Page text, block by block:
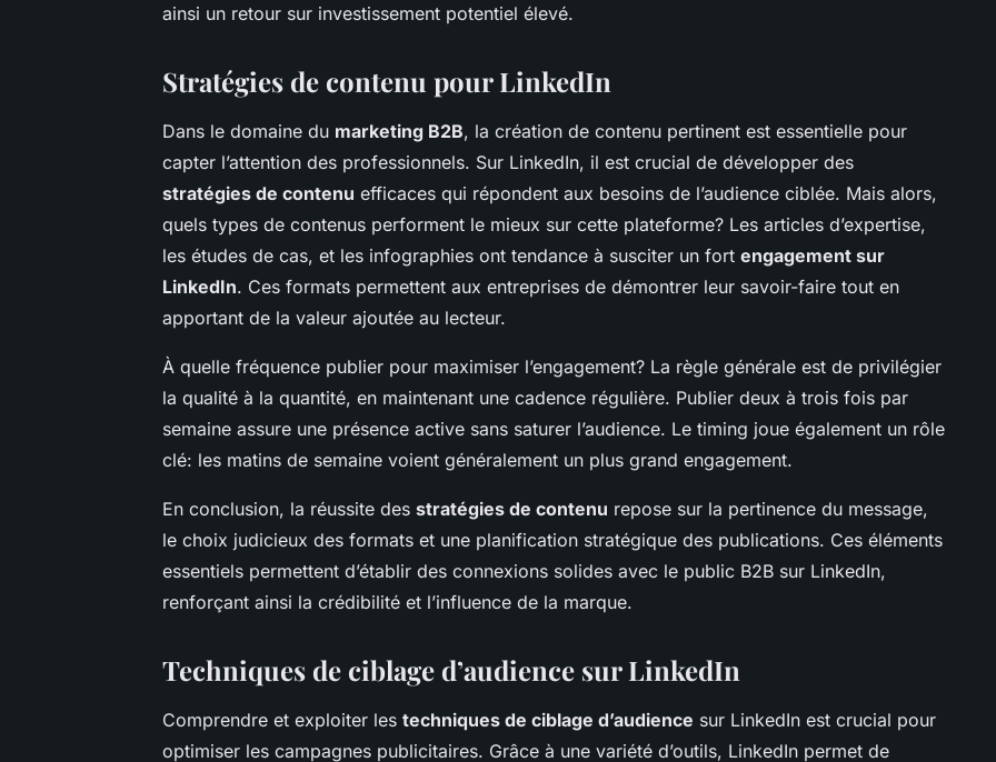
ainsi un retour sur investissement potentiel élevé.
Stratégies de contenu pour LinkedIn
Dans le domaine du marketing B2B, la création de contenu pertinent est essentielle pour
capter l’attention des professionnels. Sur LinkedIn, il est crucial de développer des
stratégies de contenu efficaces qui répondent aux besoins de l’audience ciblée. Mais alors,
quels types de contenus performent le mieux sur cette plateforme? Les articles d’expertise,
les études de cas, et les infographies ont tendance à susciter un fort engagement sur
LinkedIn. Ces formats permettent aux entreprises de démontrer leur savoir-faire tout en
apportant de la valeur ajoutée au lecteur.
À quelle fréquence publier pour maximiser l’engagement? La règle générale est de privilégier
la qualité à la quantité, en maintenant une cadence régulière. Publier deux à trois fois par
semaine assure une présence active sans saturer l’audience. Le timing joue également un rôle
clé: les matins de semaine voient généralement un plus grand engagement.
En conclusion, la réussite des stratégies de contenu repose sur la pertinence du message,
le choix judicieux des formats et une planification stratégique des publications. Ces éléments
essentiels permettent d’établir des connexions solides avec le public B2B sur LinkedIn,
renforçant ainsi la crédibilité et l’influence de la marque.
Techniques de ciblage d’audience sur LinkedIn
Comprendre et exploiter les techniques de ciblage d’audience sur LinkedIn est crucial pour
optimiser les campagnes publicitaires. Grâce à une variété d’outils, LinkedIn permet de